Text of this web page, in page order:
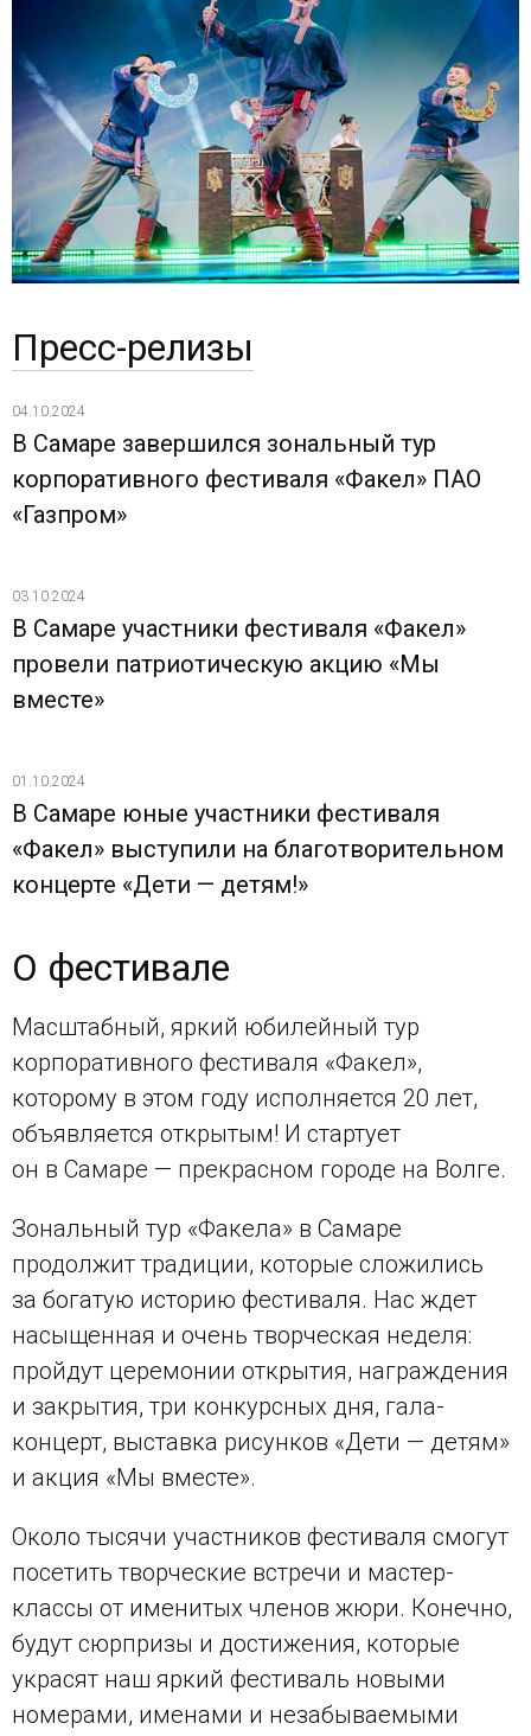
Пресс-релизы
04.10.2024
В Самаре завершился зональный тур
корпоративного фестиваля «Факел» ПАО
«Газпром»
03.10.2024
В Самаре участники фестиваля «Факел»
провели патриотическую акцию «Мы
вместе»
01.10.2024
В Самаре юные участники фестиваля
«Факел» выступили на благотворительном
концерте «Дети — детям!»
О фестивале
Масштабный, яркий юбилейный тур
корпоративного фестиваля «Факел»,
которому в этом году исполняется 20 лет,
объявляется открытым! И стартует
он в Самаре — прекрасном городе на Волге.
Зональный тур «Факела» в Самаре
продолжит традиции, которые сложились
за богатую историю фестиваля. Нас ждет
насыщенная и очень творческая неделя:
пройдут церемонии открытия, награждения
и закрытия, три конкурсных дня, гала-
концерт, выставка рисунков «Дети — детям»
и акция «Мы вместе».
Около тысячи участников фестиваля смогут
посетить творческие встречи и мастер-
классы от именитых членов жюри. Конечно,
будут сюрпризы и достижения, которые
украсят наш яркий фестиваль новыми
номерами, именами и незабываемыми